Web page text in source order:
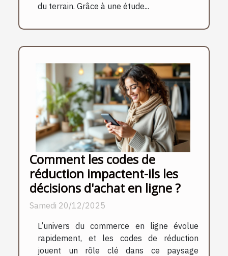
du terrain. Grâce à une étude...
Comment les codes de
réduction impactent-ils les
décisions d'achat en ligne ?
Samedi 20/12/2025
L’univers du commerce en ligne évolue
rapidement, et les codes de réduction
jouent un rôle clé dans ce paysage